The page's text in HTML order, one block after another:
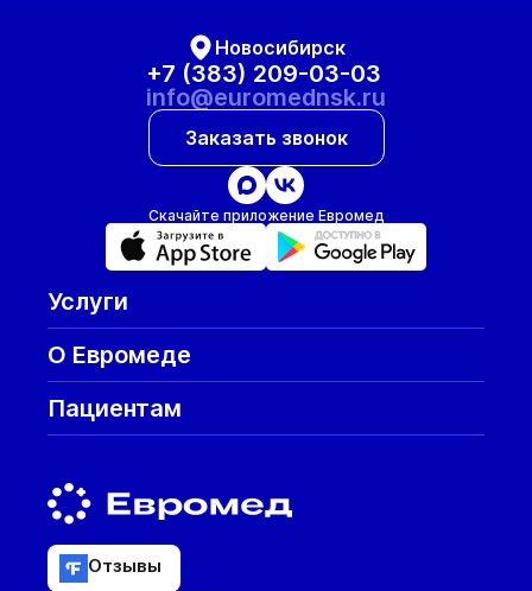
Новосибирск
+7 (383) 209-03-03
info@euromednsk.ru
Заказать звонок
Скачайте приложение Евромед
Услуги
О Евромеде
Пациентам
Отзывы